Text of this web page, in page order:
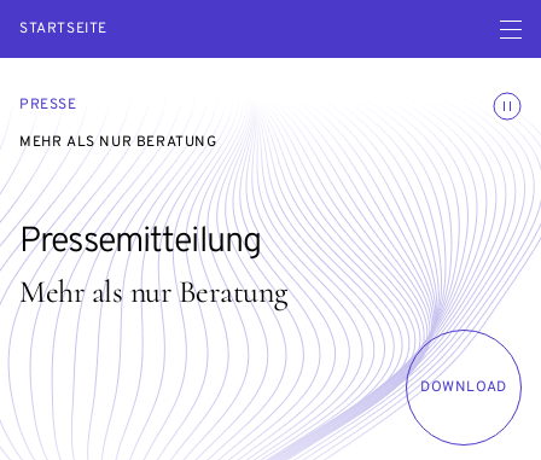
STARTSEITE Menü
PRESSE
MEHR ALS NUR BERATUNG
Mehr als nur Beratung
Pressemitteilung
DOWNLOAD